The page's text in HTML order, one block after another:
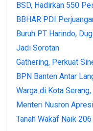
BSD, Hadirkan 550
BBHAR PDI
Buruh PT Harindo,
Jadi Sorotan
Gathering, Perkuat
BPN Banten Antar
Warga di Kota
Menteri Nusron
Tanah Wakaf Naik